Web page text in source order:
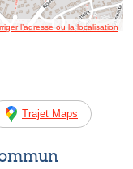
l’adresse ou la localisation
Trajet Maps